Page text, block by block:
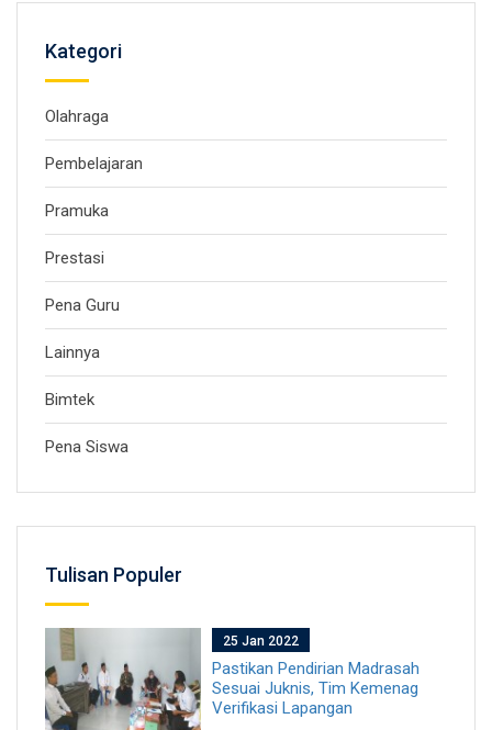
Kategori
Olahraga
Pembelajaran
Pramuka
Prestasi
Pena Guru
Lainnya
Bimtek
Pena Siswa
Tulisan Populer
25 Jan 2022
Pastikan Pendirian Madrasah
Sesuai Juknis, Tim Kemenag
Verifikasi Lapangan